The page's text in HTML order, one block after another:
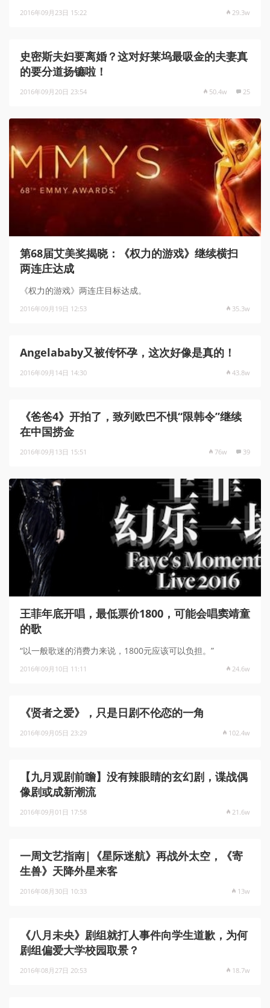
2016年09月23日 15:22 29.3w
史密斯夫妇要离婚？这对好莱坞最吸金的夫妻真
的要分道扬镳啦！
2016年09月20日 23:54 50.4w 25
第68届艾美奖揭晓：《权力的游戏》继续横扫
两连庄达成
《权力的游戏》两连庄目标达成。
2016年09月19日 12:53 35.3w
Angelababy又被传怀孕，这次好像是真的！
2016年09月14日 14:30 43.8w
《爸爸4》开拍了，致列欧巴不惧“限韩令”继续
在中国捞金
2016年09月13日 15:51 76w 39
王菲年底开唱，最低票价1800，可能会唱窦靖童
的歌
“以一般歌迷的消费力来说，1800元应该可以负担。”
2016年09月10日 11:11 24.6w
《贤者之爱》，只是日剧不伦恋的一角
2016年09月05日 23:29 102.4w
【九月观剧前瞻】没有辣眼睛的玄幻剧，谍战偶
像剧或成新潮流
2016年09月01日 17:58 21.6w
一周文艺指南|《星际迷航》再战外太空，《寄
生兽》天降外星来客
2016年08月30日 10:33 13w
《八月未央》剧组就打人事件向学生道歉，为何
剧组偏爱大学校园取景？
2016年08月27日 20:53 18.7w